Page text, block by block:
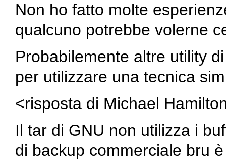
Non ho fatto molte
qualcuno potrebbe volerne
Probabilemente altre utility
per utilizzare una tecnica
<risposta di Michael
Il tar di GNU non utilizza i
di backup commerciale bru